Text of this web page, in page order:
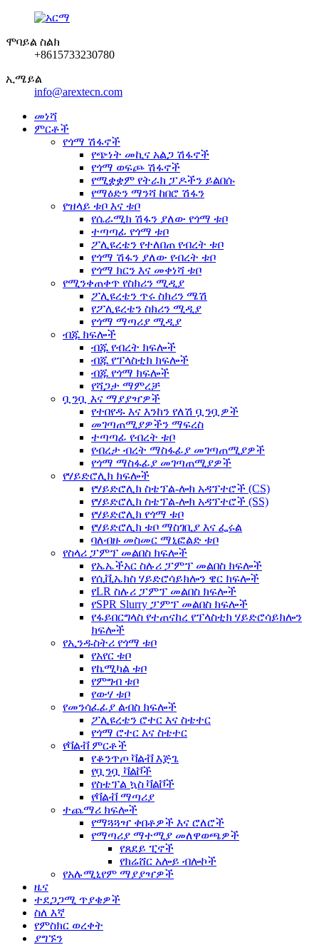
ሞባይል ስልክ
+8615733230780
ኢሜይል
info@arextecn.com
መነሻ
ምርቶች
የጎማ ሽፋኖች
የጭነት መኪና አልጋ ሽፋኖች
የጎማ ወፍጮ ሽፋኖች
የሚቋቋም የትራክ ፓዶችን ይልበሱ
የማዕድን ማንሻ ከበሮ ሽፋን
የዝላይ ቱቦ እና ቱቦ
የሴራሚክ ሽፋን ያለው የጎማ ቱቦ
ተጣጣፊ የጎማ ቱቦ
ፖሊዩረቴን የተለበጠ የብረት ቱቦ
የጎማ ሽፋን ያለው የብረት ቱቦ
የጎማ ክርን እና መቀነሻ ቱቦ
የሚንቀጠቀጥ የስክሪን ሚዲያ
ፖሊዩረቴን ጥሩ ስክሪን ሜሽ
የፖሊዩረቴን ስክሪን ሚዲያ
የጎማ ማጣሪያ ሚዲያ
ብጁ ክፍሎች
ብጁ የብረት ክፍሎች
ብጁ የፕላስቲክ ክፍሎች
ብጁ የጎማ ክፍሎች
የሻጋታ ማምረቻ
ቧንቧ እና ማያያዣዎች
የተበየዱ እና እንከን የለሽ ቧንቧዎች
መገጣጠሚያዎችን ማፍረስ
ተጣጣፊ የብረት ቱቦ
የብረታ ብረት ማስፋፊያ መገጣጠሚያዎች
የጎማ ማስፋፊያ መገጣጠሚያዎች
የሃይድሮሊክ ክፍሎች
የሃይድሮሊክ ስቴፕል-ሎክ አዳፕተሮች (CS)
የሃይድሮሊክ ስቴፕል-ሎክ አዳፕተሮች (SS)
የሃይድሮሊክ የጎማ ቱቦ
የሃይድሮሊክ ቱቦ ማስገቢያ እና ፌሩል
ባለብዙ መስመር ማኒፎልድ ቱቦ
የስላሪ ፓምፕ መልበስ ክፍሎች
የኤኤችአር ስሉሪ ፓምፕ መልበስ ክፍሎች
የሲቪኤክስ ሃይድሮሳይክሎን ዌር ክፍሎች
የLR ስሉሪ ፓምፕ መልበስ ክፍሎች
የSPR Slurry ፓምፕ መልበስ ክፍሎች
የፋይበርግላስ የተጠናከረ የፕላስቲክ ሃይድሮሳይክሎን
ክፍሎች
የኢንዱስትሪ የጎማ ቱቦ
የአየር ቱቦ
የኬሚካል ቱቦ
የምግብ ቱቦ
የውሃ ቱቦ
የመንሳፈፊያ ልብስ ክፍሎች
ፖሊዩረቴን ሮተር እና ስቴተር
የጎማ ሮተር እና ስቴተር
የቫልቭ ምርቶች
የቆንጥጦ ቫልቭ እጅጌ
የቧንቧ ቫልቮች
የስቴፕል ኳስ ቫልቮች
የቫልቭ ማጣሪያ
ተጨማሪ ክፍሎች
የማጓጓዣ ቀበቶዎች እና ሮለሮች
የማጣሪያ ማተሚያ መለዋወጫዎች
የጸደይ ፒኖች
የክሬሸር አሎይ ብሎኮች
የአሉሚኒየም ማያያዣዎች
ዜና
ተደጋጋሚ ጥያቄዎች
ስለ እኛ
የምስክር ወረቀት
ያግኙን